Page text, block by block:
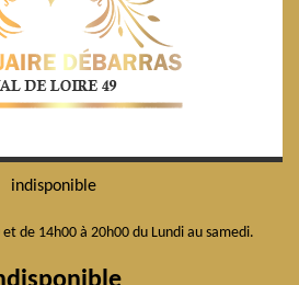
indisponible
de 14h00 à 20h00 du Lundi au samedi.